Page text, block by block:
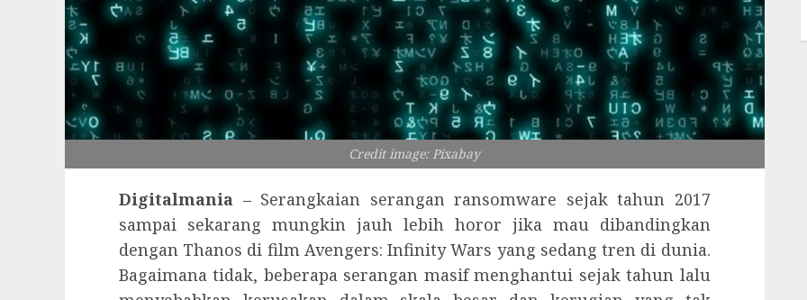
Credit image: Pixabay
Digitalmania – Serangkaian serangan ransomware sejak tahun 2017
sampai sekarang mungkin jauh lebih horor jika mau dibandingkan
dengan Thanos di film Avengers: Infinity Wars yang sedang tren di dunia.
Bagaimana tidak, beberapa serangan masif menghantui sejak tahun lalu